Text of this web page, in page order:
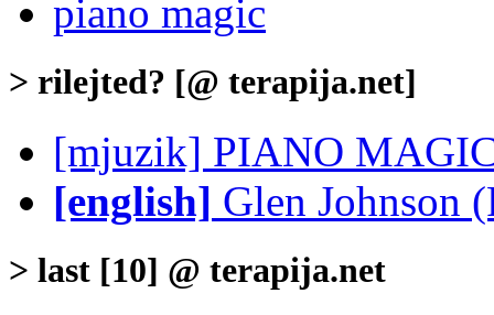
piano magic
> rilejted? [@ terapija.net]
[mjuzik] PIANO
[english] Glen Johnson
> last [10] @ terapija.net